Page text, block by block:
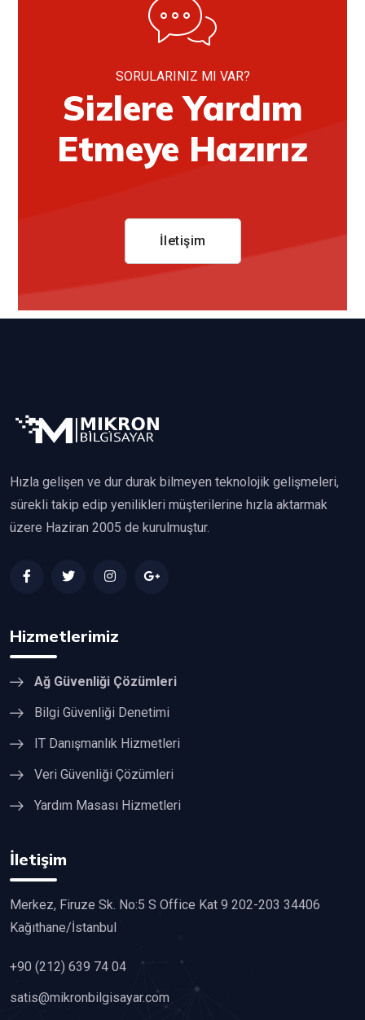
SORULARINIZ MI VAR?
Sizlere Yardım
Etmeye Hazırız
İletişim
Hızla gelişen ve dur durak bilmeyen teknolojik gelişmeleri,
sürekli takip edip yenilikleri müşterilerine hızla aktarmak
üzere Haziran 2005 de kurulmuştur.
Hizmetlerimiz
Ağ Güvenliği Çözümleri
Bilgi Güvenliği Denetimi
IT Danışmanlık Hizmetleri
Veri Güvenliği Çözümleri
Yardım Masası Hizmetleri
İletişim
Merkez, Firuze Sk. No:5 S Office Kat 9 202-203 34406
Kağıthane/İstanbul
+90 (212) 639 74 04
satis@mikronbilgisayar.com